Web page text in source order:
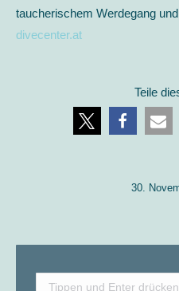
taucherischem Werdegang
divecenter.at
Teile
30.
Search: